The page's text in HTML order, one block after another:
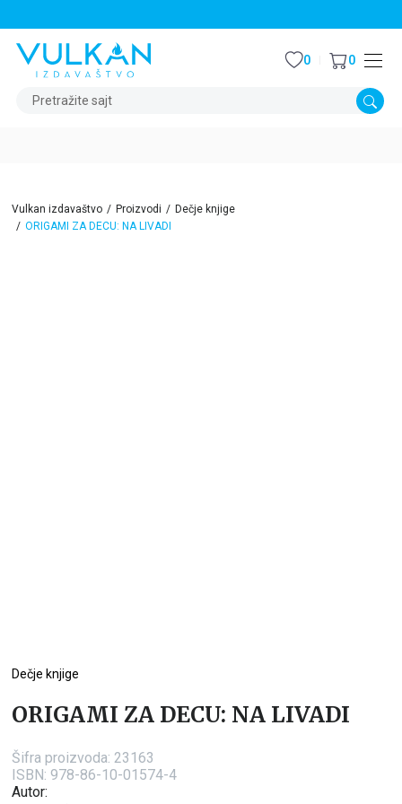
Pretražite sajt
0 0
Vulkan izdavaštvo Proizvodi
Dečje knjige
ORIGAMI ZA DECU: NA LIVADI
Dečje knjige
ORIGAMI ZA DECU: NA LIVADI
Šifra proizvoda: 23163
ISBN: 978-86-10-01574-4
Autor: